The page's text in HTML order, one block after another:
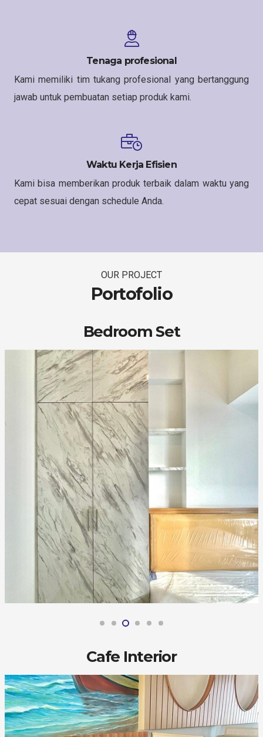
Tenaga profesional
Kami memiliki tim tukang profesional yang bertanggung
jawab untuk pembuatan setiap produk kami.
Waktu Kerja Efisien
Kami bisa memberikan produk terbaik dalam waktu yang
cepat sesuai dengan schedule Anda.
OUR PROJECT
Portofolio
Bedroom Set
Cafe Interior